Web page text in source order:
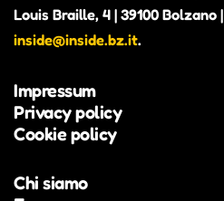
Louis Braille, 4 | 39100 Bolzano |
inside@inside.bz.it.
Impressum
Privacy policy
Cookie policy
Chi siamo